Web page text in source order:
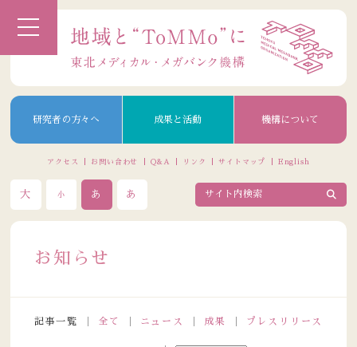
研究者の方々へ 成果と活動 機構について
アクセス お問い合わせ Q&A リンク サイトマップ English
大 小 あ あ
お知らせ
記事一覧 全て ニュース 成果 プレスリリース